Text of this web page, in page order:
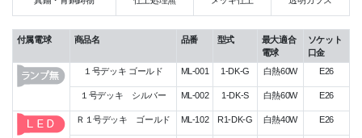
付属電球 商品名 品番 型式
最大適合
電球
ソケット
口金
１号デッキ ゴールド
ML-001 1-DK-G 白熱60W E26
１号デッキ シルバー ML-002 1-DK-S 白熱60W E26
Ｒ１号デッキ ゴールド ML-102 R1-DK-G 白熱40W E26